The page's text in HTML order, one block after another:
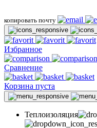
копировать почту
Избранное
Сравнение
Корзина пуста
Теплоизоляция